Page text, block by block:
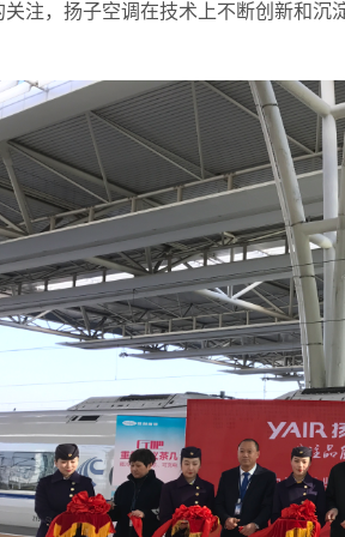
关注，扬子空调在技术上不断创新和沉